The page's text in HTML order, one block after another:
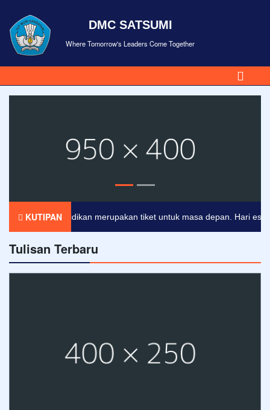
DMC SATSUMI
Where Tomorrow's Leaders Come Together
KUTIPAN
Pendidikan merupakan tiket untuk masa depan. Hari esok
Tulisan Terbaru